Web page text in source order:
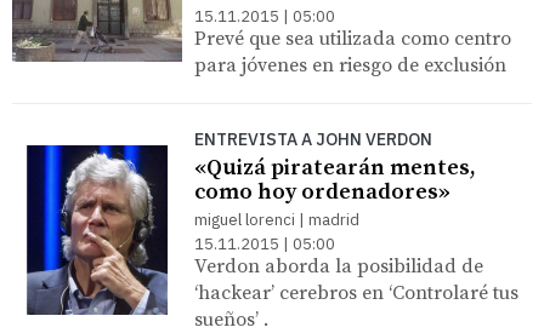
15.11.2015 | 05:00
Prevé que sea utilizada como centro
para jóvenes en riesgo de exclusión
ENTREVISTA A JOHN VERDON
«Quizá piratearán mentes,
como hoy ordenadores»
miguel lorenci | madrid
15.11.2015 | 05:00
Verdon aborda la posibilidad de
‘hackear’ cerebros en ‘Controlaré tus
sueños’ .